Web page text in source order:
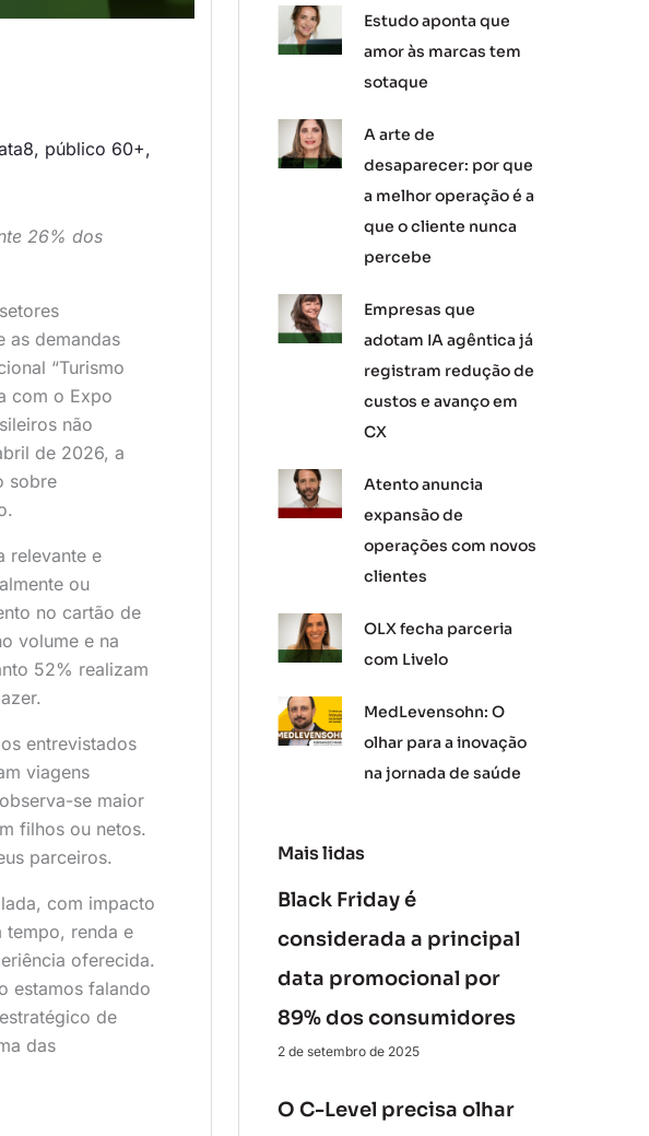
, público 60+,
26% dos
as demandas
“Turismo
com o Expo
não
de 2026, a
sobre
relevante e
ou
no cartão de
volume e na
52% realizam
entrevistados
viagens
se maior
filhos ou netos.
parceiros.
com impacto
tempo, renda e
oferecida.
estamos falando
de
das
Estudo aponta que
amor às marcas tem
sotaque
A arte de
desaparecer: por que
a melhor operação é a
que o cliente nunca
percebe
Empresas que
adotam IA agêntica já
registram redução de
custos e avanço em
CX
Atento anuncia
expansão de
operações com novos
clientes
OLX fecha parceria
com Livelo
MedLevensohn: O
olhar para a inovação
na jornada de saúde
Mais lidas
Black Friday é
considerada a principal
data promocional por
89% dos consumidores
2 de setembro de 2025
O C-Level precisa olhar